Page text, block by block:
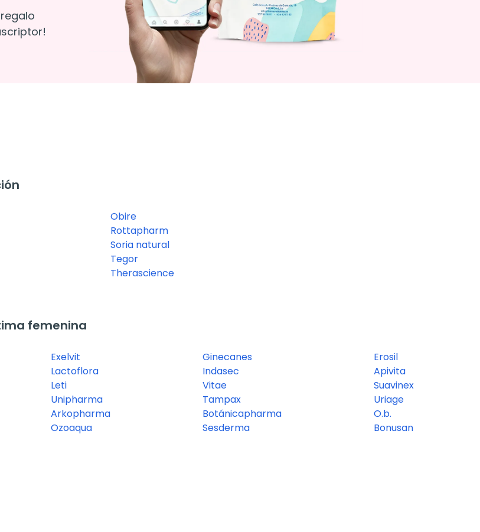
Obire
Rottapharm
Soria natural
Tegor
Therascience
femenina
Exelvit
Lactoflora
Leti
Unipharma
Arkopharma
Ozoaqua
Ginecanes
Indasec
Vitae
Tampax
Botánicapharma
Sesderma
Erosil
Apivita
Suavinex
Uriage
O.b.
Bonusan